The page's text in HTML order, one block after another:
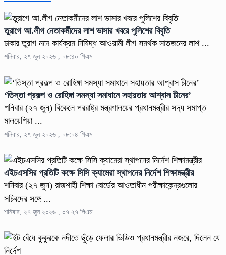
তুরাগে আ.লীগ নেতাকর্মীদের লাশ ভাসার খবরে পুলিশের বিবৃতি
ঢাকার তুরাগ নদে কার্যক্রম নিষিদ্ধ আওয়ামী লীগ সমর্থক সাতজনের লাশ ...
শনিবার, ২৭ জুন ২০২৬ , ০৮:৪০ পিএম
‘তিস্তা প্রকল্প ও রোহিঙ্গা সমস্যা সমাধানে সহায়তার আশ্বাস চীনের’
শনিবার (২৭ জুন) বিকেলে পররাষ্ট্র মন্ত্রণালয়ের প্রধানমন্ত্রীর সদ্য সমাপ্ত
মালয়েশিয়া ...
শনিবার, ২৭ জুন ২০২৬ , ০৮:০৪ পিএম
এইচএসসির প্রতিটি কক্ষে সিসি ক্যামেরা স্থাপনের নির্দেশ শিক্ষামন্ত্রীর
শনিবার (২৭ জুন) রাজশাহী শিক্ষা বোর্ডের আওতাধীন পরীক্ষাকেন্দ্রগুলোর
সচিবদের সঙ্গে ...
শনিবার, ২৭ জুন ২০২৬ , ০৭:২৭ পিএম